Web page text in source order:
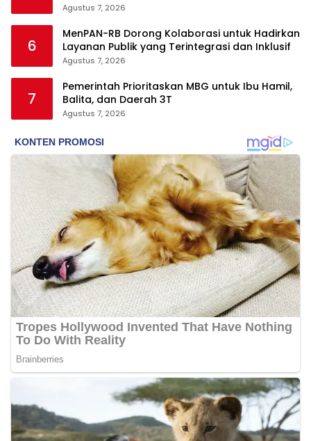
Agustus 7, 2026
6
MenPAN-RB Dorong Kolaborasi untuk Hadirkan
Layanan Publik yang Terintegrasi dan Inklusif
Agustus 7, 2026
7
Pemerintah Prioritaskan MBG untuk Ibu Hamil,
Balita, dan Daerah 3T
Agustus 7, 2026